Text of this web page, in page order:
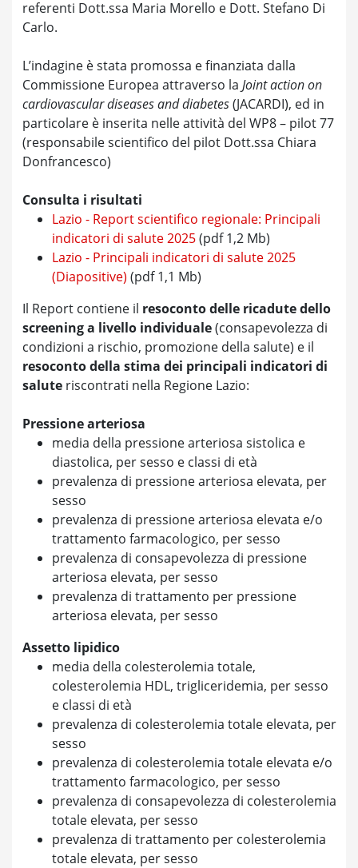
referenti Dott.ssa Maria Morello e Dott. Stefano Di
Carlo.
L’indagine è stata promossa e finanziata dalla
Commissione Europea attraverso la Joint action on
cardiovascular diseases and diabetes(JACARDI), ed in
particolare è inserita nelle attività del WP8 – pilot 77
(responsabile scientifico del pilot Dott.ssa Chiara
Donfrancesco)
Consulta i risultati
Lazio - Report scientifico regionale: Principali
indicatori di salute 2025(pdf 1,2 Mb)
Lazio - Principali indicatori di salute 2025
(Diapositive) (pdf 1,1 Mb)
Il Report contiene il resoconto delle ricadute dello
screening a livello individuale(consapevolezza di
condizioni a rischio, promozione della salute) e il
resoconto della stima dei principali indicatori di
salute riscontrati nella Regione Lazio:
Pressione arteriosa
media della pressione arteriosa sistolica e
diastolica, per sesso e classi di età
prevalenza di pressione arteriosa elevata, per
sesso
prevalenza di pressione arteriosa elevata e/o
trattamento farmacologico, per sesso
prevalenza di consapevolezza di pressione
arteriosa elevata, per sesso
prevalenza di trattamento per pressione
arteriosa elevata, per sesso
Assetto lipidico
media della colesterolemia totale,
colesterolemia HDL, trigliceridemia, per sesso
e classi di età
prevalenza di colesterolemia totale elevata, per
sesso
prevalenza di colesterolemia totale elevata e/o
trattamento farmacologico, per sesso
prevalenza di consapevolezza di colesterolemia
totale elevata, per sesso
prevalenza di trattamento per colesterolemia
totale elevata, per sesso